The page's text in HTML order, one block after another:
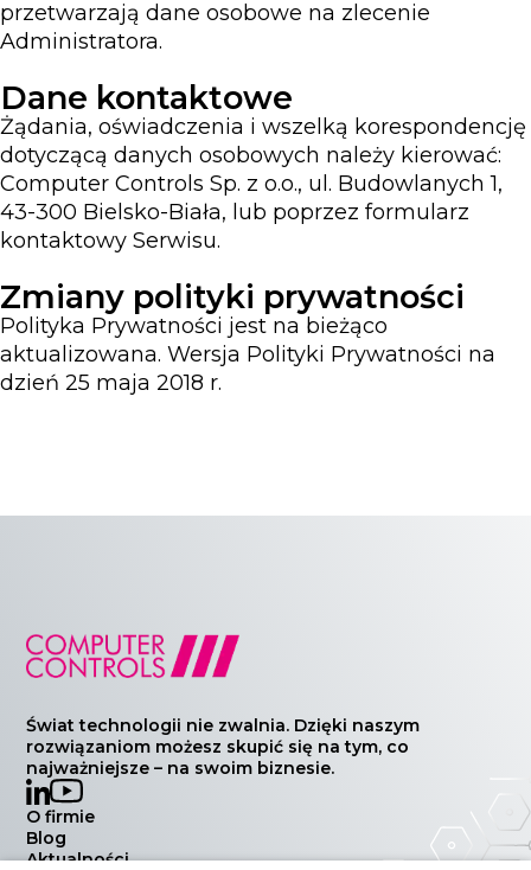
przetwarzają dane osobowe na zlecenie
Administratora.
Dane kontaktowe
Żądania, oświadczenia i wszelką korespondencję
dotyczącą danych osobowych należy kierować:
Computer Controls Sp. z o.o., ul. Budowlanych 1,
43-300 Bielsko-Biała, lub poprzez formularz
kontaktowy Serwisu.
Zmiany polityki prywatności
Polityka Prywatności jest na bieżąco
aktualizowana. Wersja Polityki Prywatności na
dzień 25 maja 2018 r.
Świat technologii nie zwalnia. Dzięki naszym
rozwiązaniom możesz skupić się na tym, co
najważniejsze – na swoim biznesie.
O firmie
Blog
Aktualności